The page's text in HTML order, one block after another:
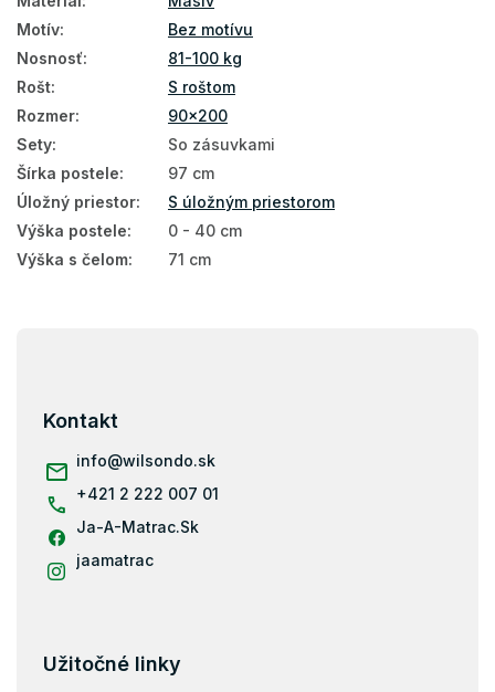
Motív:
Bez motívu
Nosnosť:
81-100 kg
Rošt:
S roštom
Rozmer:
90x200
Sety:
So zásuvkami
Šírka postele:
97 cm
Úložný priestor:
S úložným priestorom
Výška postele:
0 - 40 cm
Výška s čelom: 71 cm
Kontakt
info@wilsondo.sk
+421 2 222 007 01
Ja-A-Matrac.Sk
jaamatrac
Užitočné linky